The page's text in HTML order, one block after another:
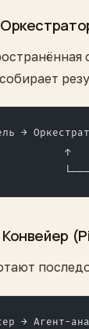
→
↑
→ Агент-